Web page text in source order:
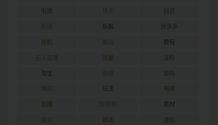
引流 抖音
拆解 拼多多
挂机 教程
流量 涨粉
淘宝 源码
玩法 电商
直播 素材
脚本 虚拟